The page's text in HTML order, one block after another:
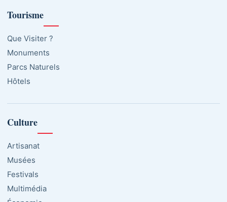
Tourisme
Que Visiter ?
Monuments
Parcs Naturels
Hôtels
Culture
Artisanat
Musées
Festivals
Multimédia